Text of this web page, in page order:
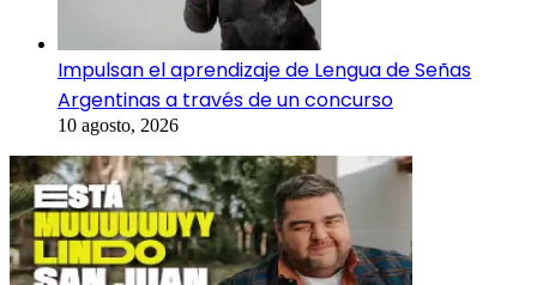
Impulsan el aprendizaje de Lengua de Señas
Argentinas a través de un concurso
10 agosto, 2026